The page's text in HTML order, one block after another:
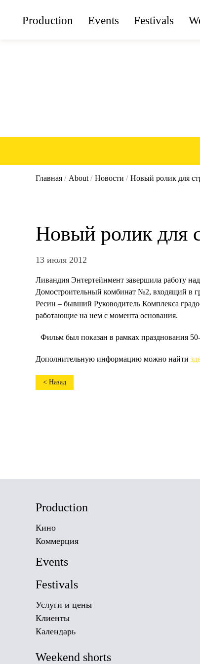
Production Events Festivals
Главная / About / Новости / Новый ролик для
Новый ролик для
13 июля 2012
Ливандия Энтертейнмент завершила работу
Домостроительный комбинат №2, входящий в
Ресин – бывший Руководитель Комплекса
работающие на нем с момента основания.
Фильм был показан в рамках празднования
Дополнительную информацию можно найти
< Назад
Production
Кино
Коммерция
Events
Festivals
Услуги и цены
Клиенты
Календарь
Weekend shorts